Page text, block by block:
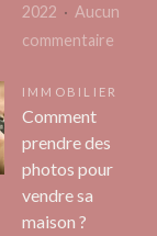
2022
Aucun
commentaire
IMMOBILIER
Comment
prendre des
photos pour
vendre sa
maison ?